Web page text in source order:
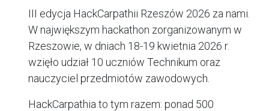
III edycja HackCarpathii Rzeszów 2026 za nami.
W największym hackathon zorganizowanym w
Rzeszowie, w dniach 18-19 kwietnia 2026 r.
wzięło udział 10 uczniów Technikum oraz
nauczyciel przedmiotów zawodowych.
HackCarpathia to tym razem: ponad 500